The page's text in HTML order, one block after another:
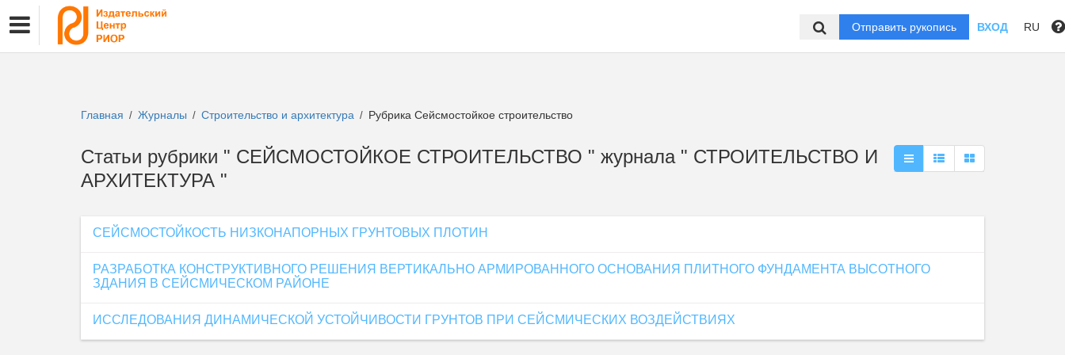
Отправить рукопись ВХОД RU
Главная / Журналы / Строительство и архитектура / Рубрика Сейсмостойкое строительство
Статьи рубрики " СЕЙСМОСТОЙКОЕ СТРОИТЕЛЬСТВО " журнала " СТРОИТЕЛЬСТВО И
АРХИТЕКТУРА "
СЕЙСМОСТОЙКОСТЬ НИЗКОНАПОРНЫХ ГРУНТОВЫХ ПЛОТИН
РАЗРАБОТКА КОНСТРУКТИВНОГО РЕШЕНИЯ ВЕРТИКАЛЬНО АРМИРОВАННОГО ОСНОВАНИЯ ПЛИТНОГО ФУНДАМЕНТА ВЫСОТНОГО
ЗДАНИЯ В СЕЙСМИЧЕСКОМ РАЙОНЕ
ИССЛЕДОВАНИЯ ДИНАМИЧЕСКОЙ УСТОЙЧИВОСТИ ГРУНТОВ ПРИ СЕЙСМИЧЕСКИХ ВОЗДЕЙСТВИЯХ